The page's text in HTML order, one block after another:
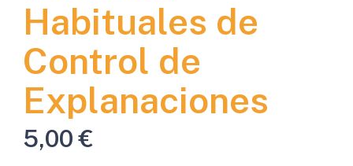
Habituales de
Control de
Explanaciones
5,00€